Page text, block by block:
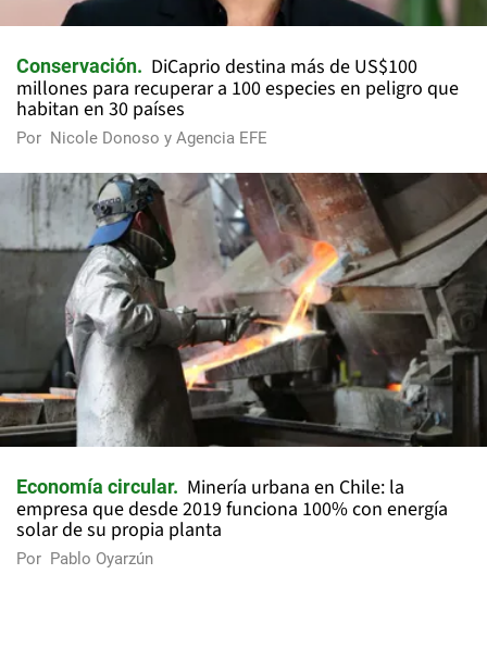
Conservación
DiCaprio destina más de US$100
millones para recuperar a 100 especies en peligro que
habitan en 30 países
Por Nicole Donoso y Agencia EFE
Economía circular
Minería urbana en Chile: la
empresa que desde 2019 funciona 100% con energía
solar de su propia planta
Por Pablo Oyarzún